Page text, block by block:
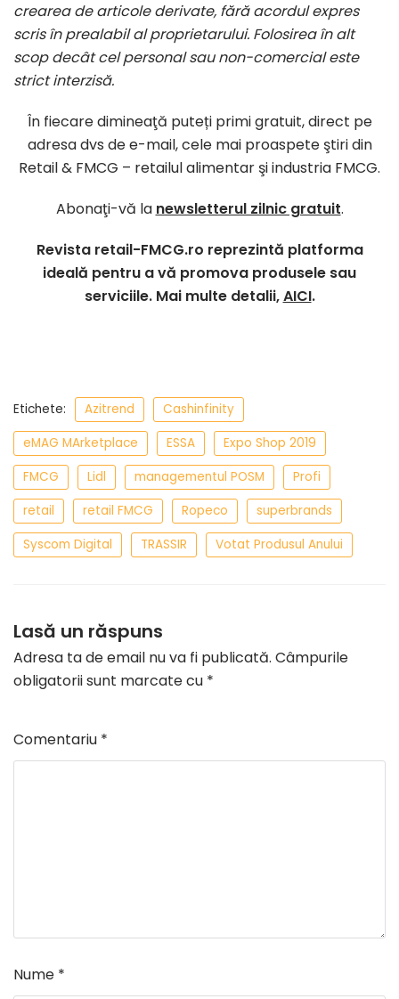
crearea de articole derivate, fără acordul expres
scris în prealabil al proprietarului. Folosirea în alt
scop decât cel personal sau non-comercial este
strict interzisă.
În fiecare dimineaţă puteți primi gratuit, direct pe
adresa dvs de e-mail, cele mai proaspete ştiri din
Retail & FMCG – retailul alimentar şi industria FMCG.
Abonaţi-vă la newsletterul zilnic gratuit.
Revista retail-FMCG.ro reprezintă platforma
ideală pentru a vă promova produsele sau
serviciile. Mai multe detalii,AICI.
Etichete: Azitrend
Cashinfinity
eMAG MArketplace
ESSA
Expo Shop 2019
FMCG
Lidl managementul POSM
Profi
retail
retail FMCG Ropeco
superbrands
Syscom Digital
TRASSIR Votat Produsul Anului
Lasă un răspuns
Adresa ta de email nu va fi publicată. Câmpurile
obligatorii sunt marcate cu *
Comentariu *
Nume *